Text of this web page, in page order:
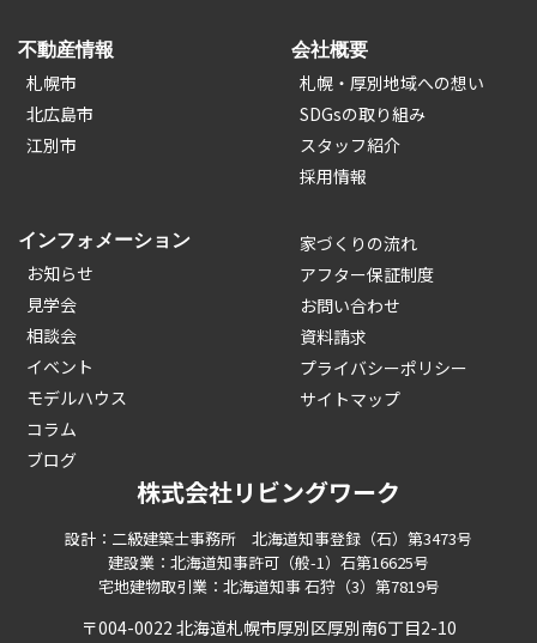
不動産情報
札幌市
北広島市
江別市
会社概要
札幌・厚別地域への想い
SDGsの取り組み
スタッフ紹介
採用情報
インフォメーション
お知らせ
見学会
相談会
イベント
モデルハウス
コラム
ブログ
家づくりの流れ
アフター保証制度
お問い合わせ
資料請求
プライバシーポリシー
サイトマップ
株式会社リビングワーク
設計：二級建築士事務所 北海道知事登録（石）第3473号
建設業：北海道知事許可（般-1）石第16625号
宅地建物取引業：北海道知事 石狩（3）第7819号
〒004-0022 北海道札幌市厚別区厚別南6丁目2-10